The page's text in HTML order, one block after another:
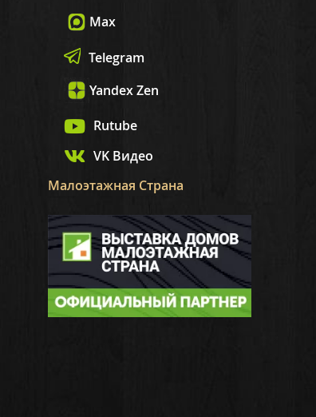
Max
Telegram
Yandex Zen
Rutube
VK Видео
Малоэтажная Страна